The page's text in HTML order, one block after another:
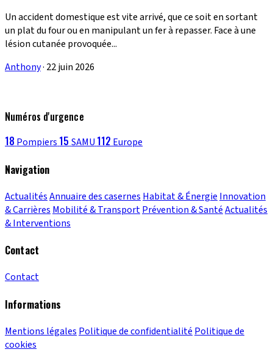
Un accident domestique est vite arrivé, que ce soit en sortant
un plat du four ou en manipulant un fer à repasser. Face à une
lésion cutanée provoquée...
Anthony· 22 juin 2026
Numéros d'urgence
18 Pompiers 15 SAMU 112 Europe
Navigation
ActualitésAnnuaire des casernes Habitat & Énergie Innovation
& Carrières Mobilité & TransportPrévention & SantéActualités
& Interventions
Contact
Contact
Informations
Mentions légales Politique de confidentialité Politique de
cookies